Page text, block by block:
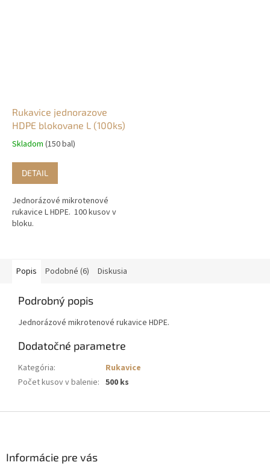
Rukavice jednorazove
HDPE blokovane L (100ks)
Skladom (150 bal)
DETAIL
Jednorázové mikrotenové
rukavice L HDPE. 100 kusov v
bloku.
Popis Podobné (6) Diskusia
Podrobný popis
Jednorázové mikrotenové rukavice HDPE.
Dodatočné parametre
Kategória:
Rukavice
Počet kusov v balenie: 500 ks
Informácie pre vás